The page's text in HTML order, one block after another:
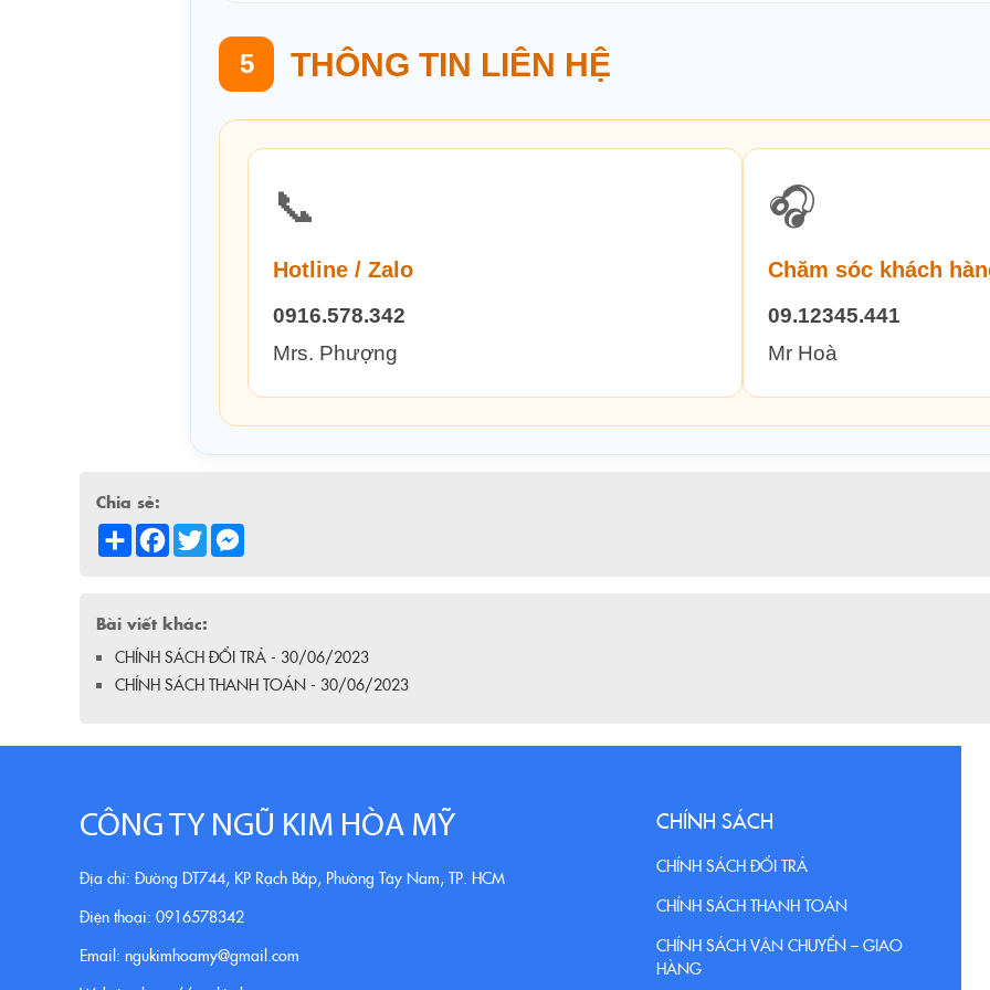
5 THÔNG TIN LIÊN HỆ
📞
Hotline / Zalo
0916.578.342
Mrs. Phượng
🎧
Chăm sóc khách
09.12345.441
Mr Hoà
Chia sẻ:
Share Facebook
Twitter
Bài viết khác:
CHÍNH SÁCH ĐỔI TRẢ - 30/06/2023
CHÍNH SÁCH THANH TOÁN - 30/06/2023
CÔNG TY NGŨ KIM HÒA MỸ
Địa chỉ: Đường DT744, KP Rạch Bắp, Phường Tây Nam, TP. HCM
Điện thoại: 0916578342
Email: ngukimhoamy@gmail.com
CHÍNH SÁCH
CHÍNH SÁCH ĐỔI TRẢ
CHÍNH SÁCH THANH TOÁN
CHÍNH SÁCH VẬN CHUYỂN – GIAO
HÀNG